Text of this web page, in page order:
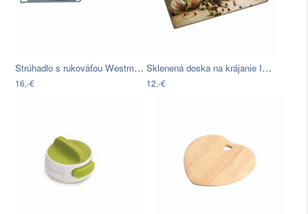
Strúhadlo s rukoväťou Westmark
16,-€
Sklenená doska na krájanie Insigne Spice
12,-€